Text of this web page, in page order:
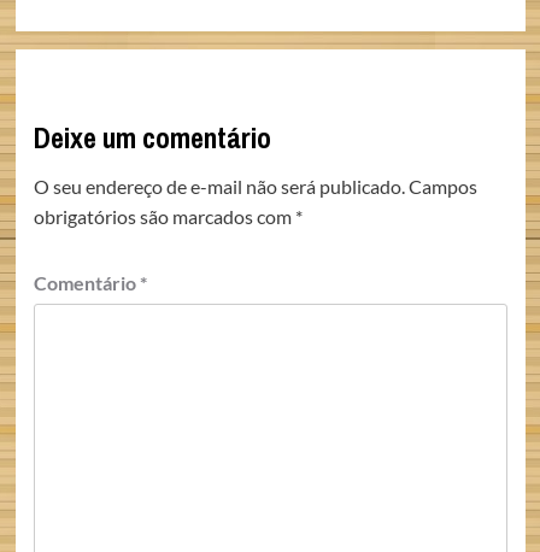
Deixe um comentário
O seu endereço de e-mail não será publicado.Campos
obrigatórios são marcados com *
Comentário *